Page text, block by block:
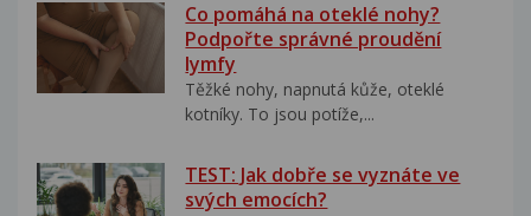
Co pomáhá na oteklé nohy?
Podpořte správné proudění
lymfy
Těžké nohy, napnutá kůže, oteklé
kotníky. To jsou potíže,...
TEST: Jak dobře se vyznáte ve
svých emocích?